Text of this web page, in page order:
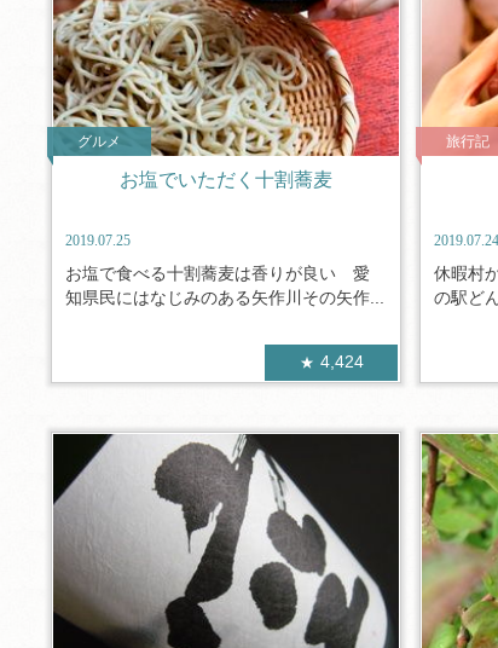
グルメ
お塩でいただく十割蕎麦
2019.07.25
お塩で食べる十割蕎麦は香りが良い 愛
知県民にはなじみのある矢作川その矢作...
4,424
旅行記
2019.07.24
休暇村
の駅ど